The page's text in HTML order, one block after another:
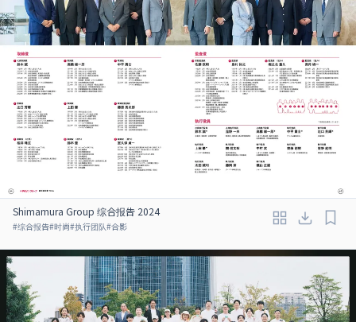
Shimamura Group 综合报告 2024
#综合报告#时尚#执行团队#合影